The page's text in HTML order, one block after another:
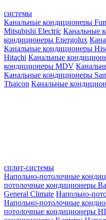
системы
Канальные кондиционеры
Mitsubishi Electric Канальные
кондиционеры Energolux
Канальные кондиционеры
Hitachi Канальные
кондиционеры MDV
Канальные кондиционеры
Thaicon Канальные
сплит-системы
Напольно-потолочные
потолочные кондиционеры
General Climate Напольно-
Напольно-потолочные
потолочные кондиционеры